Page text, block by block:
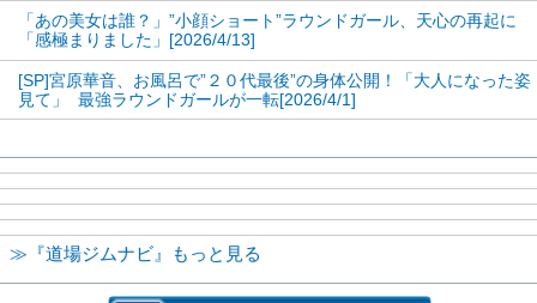
「あの美女は誰？」”小顔ショート”ラウンドガール、天心の再起に
「感極まりました」[2026/4/13]
[SP]宮原華音、お風呂で”２０代最後”の身体公開！「大人になった姿
見て」 最強ラウンドガールが一転[2026/4/1]
≫『道場ジムナビ』もっと見る